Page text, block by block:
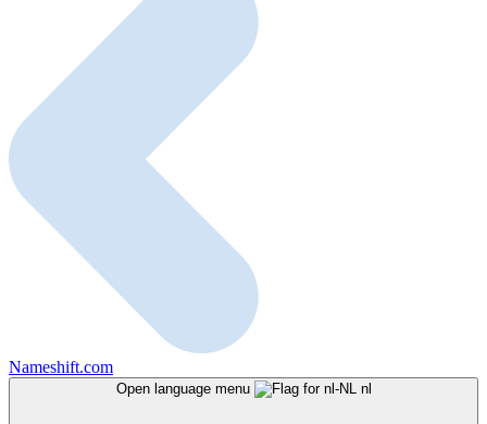
Nameshift.com
Open language menu nl